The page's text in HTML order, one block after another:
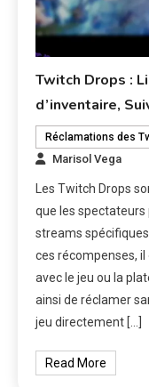
Twitch Drops :
d’inventaire,
Réclamations des
Marisol Vega
Les Twitch Drops
que les
streams
ces récompenses,
avec le jeu ou la
ainsi de réclamer
jeu directement […]
Read More